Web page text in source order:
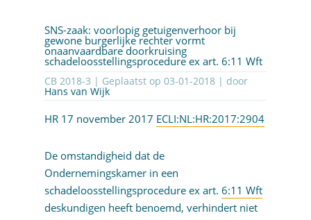
SNS-zaak: voorlopig getuigenverhoor bij
gewone burgerlijke rechter vormt
onaanvaardbare doorkruising
schadeloosstellingsprocedure ex art. 6:11 Wft
CB 2018-3 | Geplaatst op 03-01-2018| door
Hans van Wijk
HR 17 november 2017 ECLI:NL:HR:2017:2904
De omstandigheid dat de
Ondernemingskamer in een
schadeloosstellingsprocedure ex art. 6:11 Wft
deskundigen heeft benoemd, verhindert niet